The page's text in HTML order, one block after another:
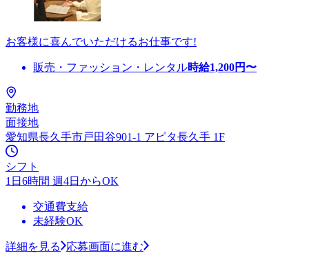
お客様に喜んでいただけるお仕事です!
販売・ファッション・レンタル時給1,200円〜
勤務地
面接地
愛知県長久手市戸田谷901-1 アピタ長久手 1F
シフト
1日6時間 週4日からOK
交通費支給
未経験OK
詳細を見る
応募画面に進む